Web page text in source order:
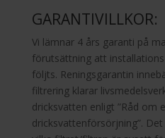
GARANTIVILLKOR:
Vi lämnar 4 års garanti på
förutsättning att
följts. Reningsgarantin
filtrering klarar
dricksvatten enligt ”Råd om
dricksvattenförsörjning”.